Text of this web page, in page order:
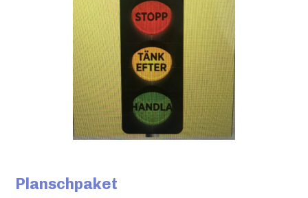
Planschpaket